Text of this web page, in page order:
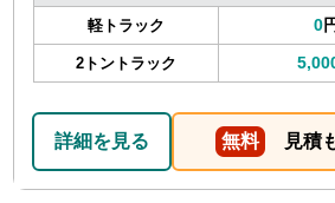
軽トラック 0
2トントラック
詳細を見る 無料 見積